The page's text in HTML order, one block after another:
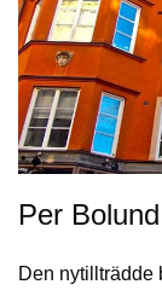
Per
Den nytillträdde